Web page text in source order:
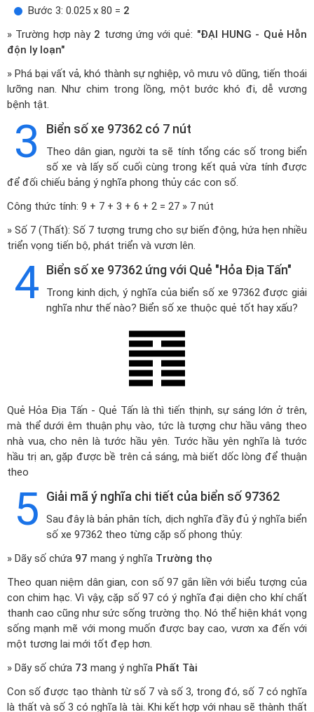
Bước 3: 0.025 x 80 = 2
» Trường hợp này 2 tương ứng với quẻ: "ĐẠI HUNG - Quẻ Hỗn
độn ly loạn"
» Phá bại vất vả, khó thành sự nghiệp, vô mưu vô dũng, tiến thoái
lưỡng nan. Như chim trong lồng, một bước khó đi, dễ vương
bệnh tật.
3 Biển số xe 97362 có 7 nút
Theo dân gian, người ta sẽ tính tổng các số trong biển
số xe và lấy số cuối cùng trong kết quả vừa tính được
để đối chiếu bảng ý nghĩa phong thủy các con số.
Công thức tính: 9 + 7 + 3 + 6 + 2 = 27 » 7 nút
» Số 7 (Thất): Số 7 tượng trưng cho sự biến động, hứa hẹn nhiều
triển vọng tiến bộ, phát triển và vươn lên.
4 Biển số xe 97362 ứng với Quẻ "Hỏa Địa Tấn"
Trong kinh dịch, ý nghĩa của biển số xe 97362 được giải
nghĩa như thế nào? Biển số xe thuộc quẻ tốt hay xấu?
Quẻ Hỏa Địa Tấn - Quẻ Tấn là thì tiến thịnh, sự sáng lớn ở trên,
mà thể dưới êm thuận phụ vào, tức là tượng chư hầu vâng theo
nhà vua, cho nên là tước hầu yên. Tước hầu yên nghĩa là tước
hầu trị an, gặp được bề trên cả sáng, mà biết dốc lòng để thuận
theo
5 Giải mã ý nghĩa chi tiết của biển số 97362
Sau đây là bản phân tích, dịch nghĩa đầy đủ ý nghĩa biển
số xe 97362 theo từng cặp số phong thủy:
» Dãy số chứa 97 mang ý nghĩa Trường thọ
Theo quan niệm dân gian, con số 97 gắn liền với biểu tượng của
con chim hạc. Vì vậy, cặp số 97 có ý nghĩa đại diện cho khí chất
thanh cao cũng như sức sống trường thọ. Nó thể hiện khát vọng
sống mạnh mẽ với mong muốn được bay cao, vươn xa đến với
một tương lai mới tốt đẹp hơn.
» Dãy số chứa 73 mang ý nghĩa Phất Tài
Con số được tạo thành từ số 7 và số 3, trong đó, số 7 có nghĩa
là thất và số 3 có nghĩa là tài. Khi kết hợp với nhau sẽ thành thất